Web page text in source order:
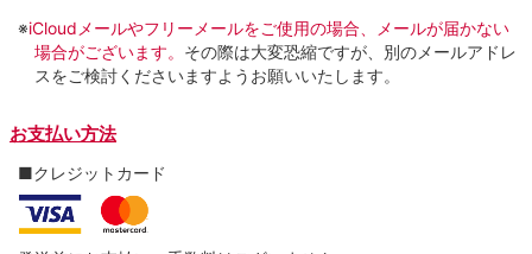
※iCloudメールやフリーメールをご使用の場合、メールが届かない
場合がございます。 その際は大変恐縮ですが、別のメールアドレ
スをご検討くださいますようお願いいたします。
お支払い方法
■クレジットカード